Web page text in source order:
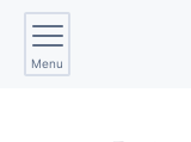
Menu